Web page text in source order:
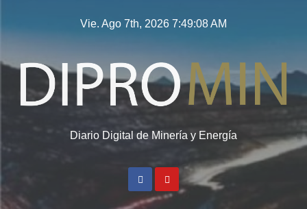
Vie. Ago 7th, 2026 7:49:09 AM
Diario Digital de Minería y Energía